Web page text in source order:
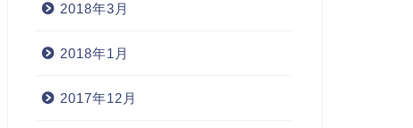
2018年3月
2018年1月
2017年12月